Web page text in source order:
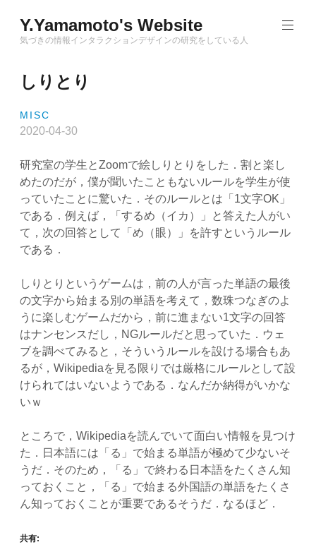
to
content
Y.Yamamoto's Website
気づきの情報インタラクションデザインの研究をしている人
しりとり
MISC
2020-04-30
研究室の学生とZoomで絵しりとりをした．割と楽し
めたのだが，僕が聞いたこともないルールを学生が使
っていたことに驚いた．そのルールとは「1文字OK」
である．例えば，「するめ（イカ）」と答えた人がい
て，次の回答として「め（眼）」を許すというルール
である．
しりとりというゲームは，前の人が言った単語の最後
の文字から始まる別の単語を考えて，数珠つなぎのよ
うに楽しむゲームだから，前に進まない1文字の回答
はナンセンスだし，NGルールだと思っていた．ウェ
ブを調べてみると，そういうルールを設ける場合もあ
るが，Wikipediaを見る限りでは厳格にルールとして設
けられてはいないようである．なんだか納得がいかな
いｗ
ところで，Wikipediaを読んでいて面白い情報を見つけ
た．日本語には「る」で始まる単語が極めて少ないそ
うだ．そのため，「る」で終わる日本語をたくさん知
っておくこと，「る」で始まる外国語の単語をたくさ
ん知っておくことが重要であるそうだ．なるほど．
共有: